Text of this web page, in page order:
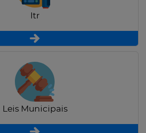
Itr
Leis Municipais